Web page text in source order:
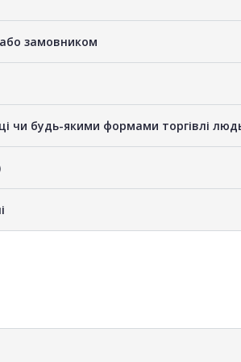
замовником
чи будь-якими формами торгівлі